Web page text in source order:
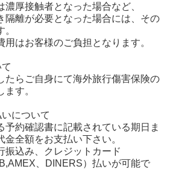
厚接触者となった場合など、
離が必要となった場合には、その
はお客様のご負担となります。
らご自身にて海外旅行傷害保険の
す。
について
約確認書に記載されている期日ま
全額をお支払い下さい。
込み、クレジットカード
、DINERS）払いが可能で